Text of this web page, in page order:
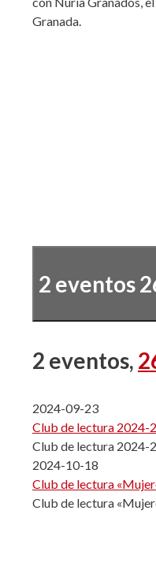
Granada.
2 eventos
2 eventos,
2024-09-23
Club de lectura 2024-
Club de lectura 2024-
2024-10-18
Club de lectura
Club de lectura